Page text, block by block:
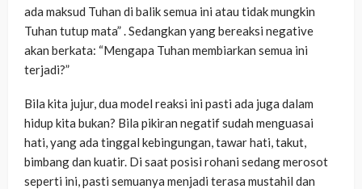
ada maksud Tuhan di balik semua ini atau tidak mungkin
Tuhan tutup mata” . Sedangkan yang bereaksi negative
akan berkata: “Mengapa Tuhan membiarkan semua ini
terjadi?”
Bila kita jujur, dua model reaksi ini pasti ada juga dalam
hidup kita bukan? Bila pikiran negatif sudah menguasai
hati, yang ada tinggal kebingungan, tawar hati, takut,
bimbang dan kuatir. Di saat posisi rohani sedang merosot
seperti ini, pasti semuanya menjadi terasa mustahil dan